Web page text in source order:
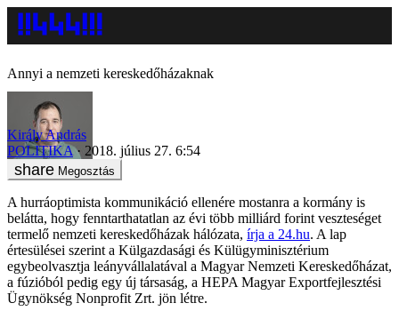
Annyi a nemzeti kereskedőházaknak
Király András
POLITIKA
2018. július 27. 6:54
Megosztás
A hurráoptimista kommunikáció ellenére mostanra a kormány is
belátta, hogy fenntarthatatlan az évi több milliárd forint veszteséget
termelő nemzeti kereskedőházak hálózata, írja a 24.hu. A lap
értesülései szerint a Külgazdasági és Külügyminisztérium
egybeolvasztja leányvállalatával a Magyar Nemzeti Kereskedőházat,
a fúzióból pedig egy új társaság, a HEPA Magyar Exportfejlesztési
Ügynökség Nonprofit Zrt. jön létre.